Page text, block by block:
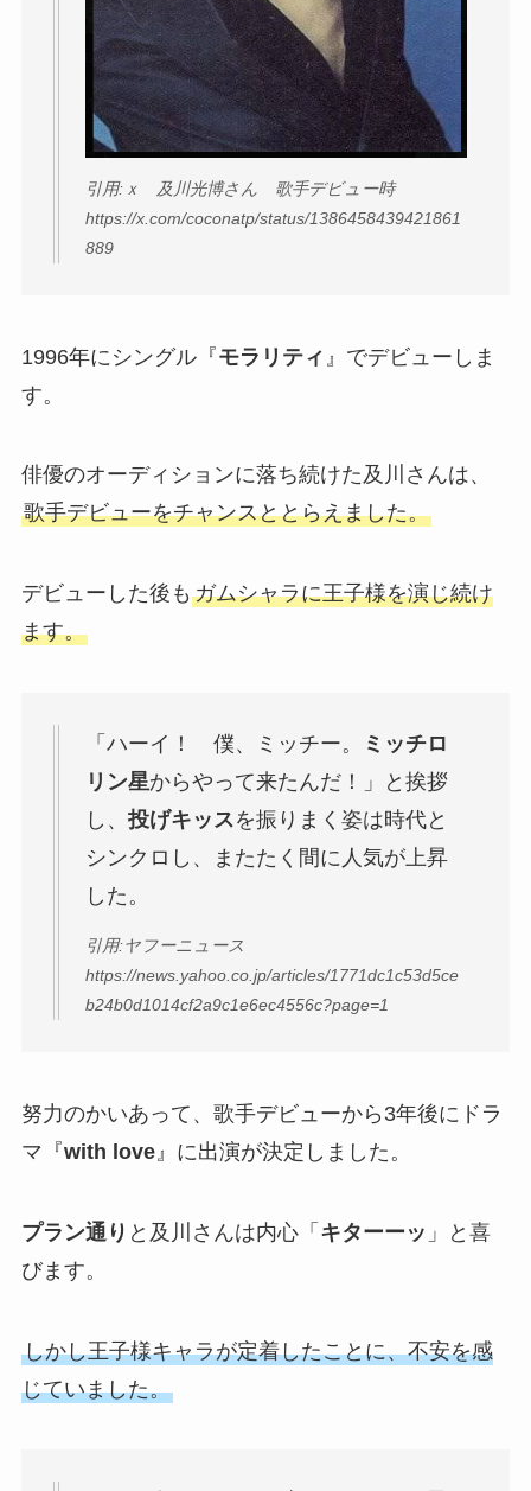
引用:ｘ 及川光博さん 歌手デビュー時
https://x.com/coconatp/status/1386458439421861
889
1996年にシングル『モラリティ 』でデビューしま
す。
俳優のオーディションに落ち続けた及川さんは、
歌手デビューをチャンスととらえました。
デビューした後も ガムシャラに王子様を演じ続け
ます。
「ハーイ！ 僕、ミッチー。
ミッチロ
リン星からやって来たんだ！」と挨拶
し、 投げキッス を振りまく姿は時代と
シンクロし、またたく間に人気が上昇
した。
引用:ヤフーニュース
https://news.yahoo.co.jp/articles/1771dc1c53d5ce
b24b0d1014cf2a9c1e6ec4556c?page=1
努力のかいあって、歌手デビューから3年後にドラ
マ『with love』に出演が決定しました。
プラン通り と及川さんは内心「 キターーッ 」と喜
びます。
しかし王子様キャラが定着したことに、不安を感
じていました。